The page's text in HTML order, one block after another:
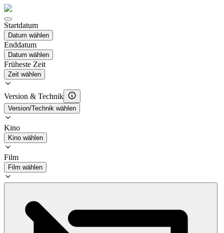
Startdatum
Datum wählen
Enddatum
Datum wählen
Früheste Zeit
Zeit wählen
Version & Technik
Version/Technik wählen
Kino
Kino wählen
Film
Film wählen